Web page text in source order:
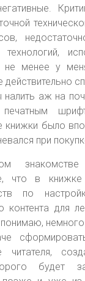
не менее у
действительно
аж на
книжки было
при
знакомстве
что в
по
контента для
понимаю,
будет